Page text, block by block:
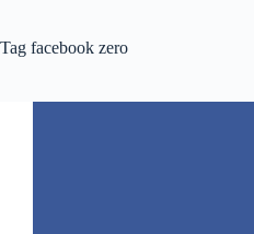
Tag facebook zero